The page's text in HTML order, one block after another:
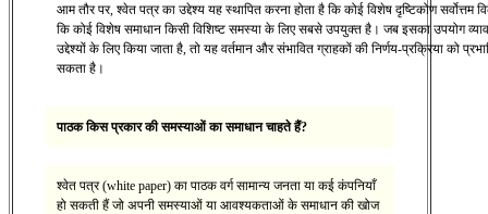
आम तौर पर, श्वेत पत्र का उद्देश्य यह स्थापित करना होता है कि कोई विशेष दृष्टिकोण सर्वोत्तम
कि कोई विशेष समाधान किसी विशिष्ट समस्या के लिए सबसे उपयुक्त है। जब इसका उपयोग
उद्देश्यों के लिए किया जाता है, तो यह वर्तमान और संभावित ग्राहकों की निर्णय-प्रक्रिया को
सकता है।
पाठक किस प्रकार की समस्याओं का समाधान चाहते हैं?
श्वेत पत्र (white paper) का पाठक वर्ग सामान्य जनता या कई कंपनियाँ
हो सकती हैं जो अपनी समस्याओं या आवश्यकताओं के समाधान की खोज